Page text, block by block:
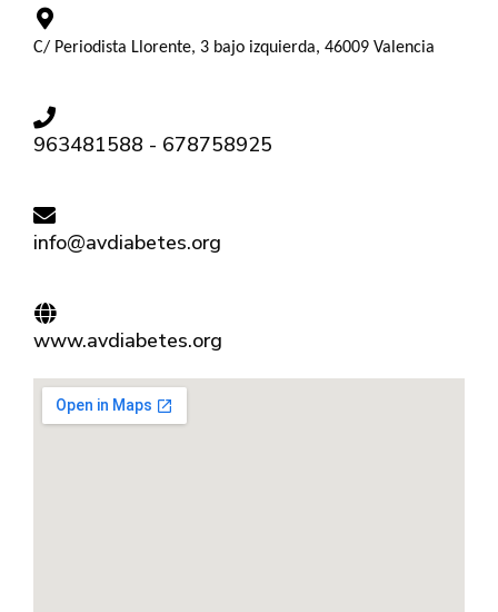
C/ Periodista Llorente, 3 bajo izquierda, 46009 Valencia
963481588 - 678758925
info@avdiabetes.org
www.avdiabetes.org